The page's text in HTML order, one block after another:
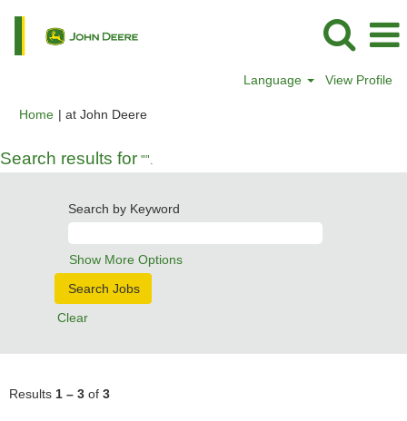
Language View Profile
Home | at John Deere(current
Search results for "".
Search by Keyword
Show More Options
Clear
Results 1 – 3 of 3